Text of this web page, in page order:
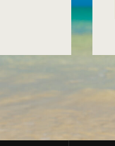
ŽE OD 60€/DAN!